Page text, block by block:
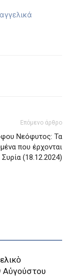
Επόμενο άρθρο
Νεόφυτος: Τα
που έρχονται
Συρία (18.12.2024)
Αὐγούστου